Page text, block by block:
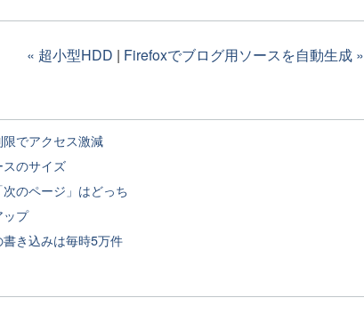
« 超小型HDD | Firefoxでブログ用ソースを自動生成 »
でアクセス激減
のサイズ
のページ」はどっち
ップ
き込みは毎時5万件